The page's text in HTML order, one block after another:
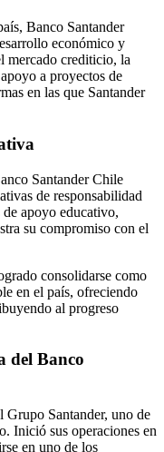
Banco Santander
económico y
mercado crediticio, la
a proyectos de
en las que Santander
Santander Chile
de responsabilidad
apoyo educativo,
su compromiso con el
consolidarse como
en el país, ofreciendo
al progreso
del Banco
Santander, uno de
Inició sus operaciones en
en uno de los